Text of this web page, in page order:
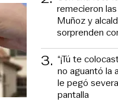
remecieron
Muñoz y
sorprenden
3. “¡Tú te
no aguantó la
le pegó
pantalla